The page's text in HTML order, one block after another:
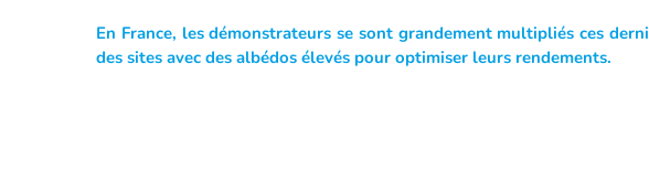
En France, les démonstrateurs se sont grandement multipliés ces
des sites avec des albédos élevés pour optimiser leurs rendements.